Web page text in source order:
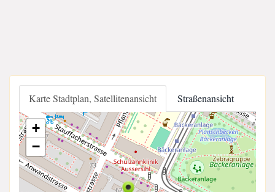
Karte Stadtplan, Satellitenansicht Straßenansicht
+
−